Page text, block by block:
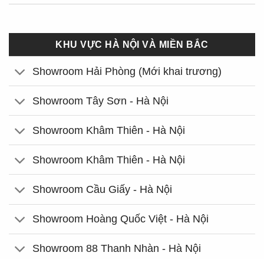
KHU VỰC HÀ NỘI VÀ MIỀN BẮC
Showroom Hải Phòng (Mới khai trương)
Showroom Tây Sơn - Hà Nội
Showroom Khâm Thiên - Hà Nội
Showroom Khâm Thiên - Hà Nội
Showroom Cầu Giấy - Hà Nội
Showroom Hoàng Quốc Việt - Hà Nội
Showroom 88 Thanh Nhàn - Hà Nội